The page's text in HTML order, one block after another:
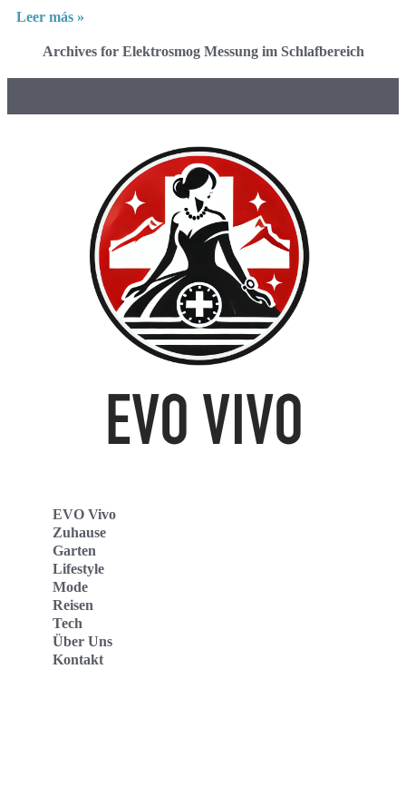
Leer más »
Archives for Elektrosmog Messung im Schlafbereich
EVO Vivo
Zuhause
Garten
Lifestyle
Mode
Reisen
Tech
Über Uns
Kontakt